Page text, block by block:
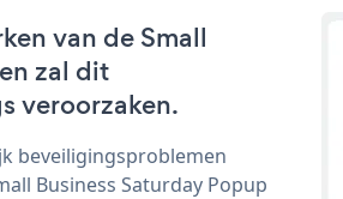
van de Small
zal dit
veroorzaken.
beveiligingsproblemen
Business Saturday Popup